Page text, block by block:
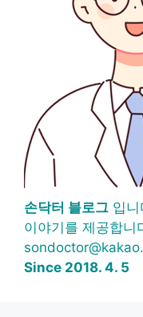
손닥터 블로그 입
이야기를 제공합니
Since 2018. 4. 5